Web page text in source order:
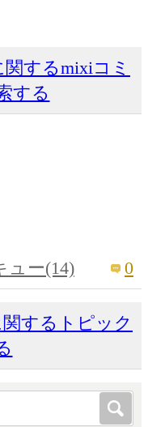
するmixiコミ
する
ュー(14) 0
するトピック